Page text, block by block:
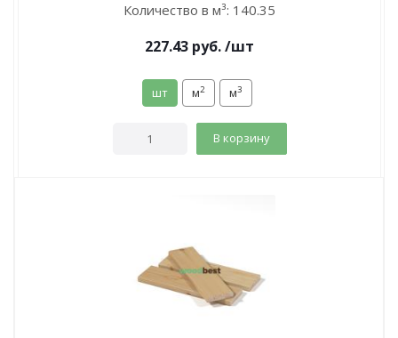
Количество в м³: 140.35
227.43 руб./шт
шт м2 м3
В корзину